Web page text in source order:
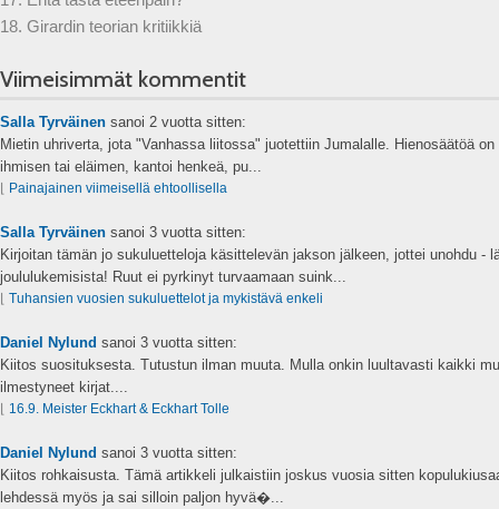
18. Girardin teorian kritiikkiä
Viimeisimmät kommentit
Salla Tyrväinen sanoi 2 vuotta sitten:
Mietin uhriverta, jota "Vanhassa liitossa" juotettiin Jumalalle. Hienosäätöä
ihmisen tai eläimen, kantoi henkeä, pu...
⌊ Painajainen viimeisellä ehtoollisella
Salla Tyrväinen sanoi 3 vuotta sitten:
Kirjoitan tämän jo sukuluetteloja käsittelevän jakson jälkeen, jottei unohdu -
joululukemisista! Ruut ei pyrkinyt turvaamaan suink...
⌊ Tuhansien vuosien sukuluettelot ja mykistävä enkeli
Daniel Nylund sanoi 3 vuotta sitten:
Kiitos suosituksesta. Tutustun ilman muuta. Mulla onkin luultavasti kaikki
ilmestyneet kirjat....
⌊ 16.9. Meister Eckhart & Eckhart Tolle
Daniel Nylund sanoi 3 vuotta sitten:
Kiitos rohkaisusta. Tämä artikkeli julkaistiin joskus vuosia sitten
lehdessä myös ja sai silloin paljon hyvä�...